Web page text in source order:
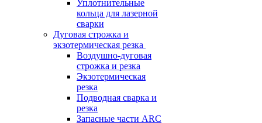
Уплотнительные
кольца для лазерной
сварки
Дуговая строжка и
экзотермическая резка
Воздушно-дуговая
строжка и резка
Экзотермическая
резка
Подводная сварка и
резка
Запасные части ARC